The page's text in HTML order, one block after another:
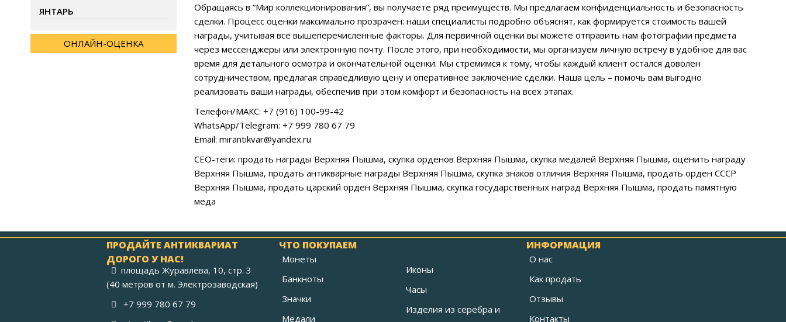
Обращаясь в “Мир коллекционирования”, вы получаете ряд преимуществ. Мы предлагаем конфиденциальность и безопасность
сделки. Процесс оценки максимально прозрачен: наши специалисты подробно объяснят, как формируется стоимость вашей
награды, учитывая все вышеперечисленные факторы. Для первичной оценки вы можете отправить нам фотографии предмета
через мессенджеры или электронную почту. После этого, при необходимости, мы организуем личную встречу в удобное для вас
время для детального осмотра и окончательной оценки. Мы стремимся к тому, чтобы каждый клиент остался доволен
сотрудничеством, предлагая справедливую цену и оперативное заключение сделки. Наша цель – помочь вам выгодно
реализовать ваши награды, обеспечив при этом комфорт и безопасность на всех этапах.
Телефон/МАКС: +7 (916) 100-99-42
WhatsApp/Telegram: +7 999 780 67 79
Email: mirantikvar@yandex.ru
СЕО-теги: продать награды Верхняя Пышма, скупка орденов Верхняя Пышма, скупка медалей Верхняя Пышма, оценить награду
Верхняя Пышма, продать антикварные награды Верхняя Пышма, скупка знаков отличия Верхняя Пышма, продать орден СССР
Верхняя Пышма, продать царский орден Верхняя Пышма, скупка государственных наград Верхняя Пышма, продать памятную
меда
ЯНТАРЬ
ОНЛАЙН-ОЦЕНКА
ПРОДАЙТЕ АНТИКВАРИАТ
ДОРОГО У НАС!
площадь Журавлёва, 10, стр. 3
(40 метров от м. Электрозаводская)
+7 999 780 67 79
ЧТО ПОКУПАЕМ
Монеты
Банкноты
Значки
Медали
Иконы
Часы
Изделия из серебра и
ИНФОРМАЦИЯ
О нас
Как продать
Отзывы
Контакты